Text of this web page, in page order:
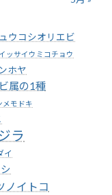
ウコシオリエビ
ッサイウミコチョウ
ホヤ
属の1種
メモドキ
ラ
イ
ノイトコ